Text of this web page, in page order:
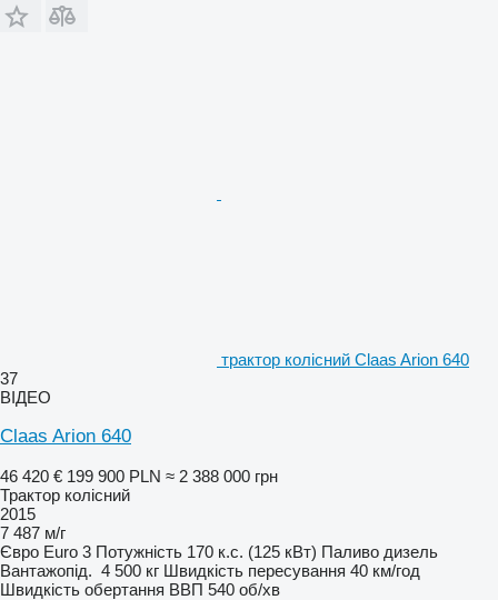
трактор колісний Claas Arion 640
37
ВІДЕО
Claas Arion 640
46 420 € 199 900 PLN ≈ 2 388 000 грн
Трактор колісний
2015
7 487 м/г
Євро Euro 3 Потужність 170 к.с. (125 кВт) Паливо дизель
Вантажопід. 4 500 кг Швидкість пересування 40 км/год
Швидкість обертання ВВП 540 об/хв